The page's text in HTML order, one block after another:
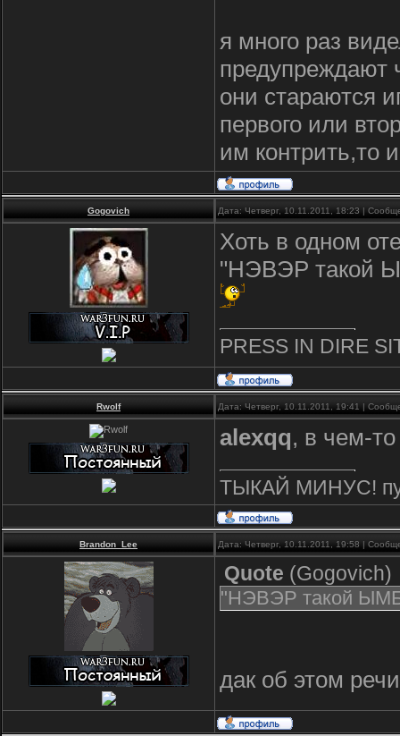
я много раз
предупреждают
они стараются
первого или
им контрить,то
Gogovich Дата: Четверг, 10.11.2011, 18:23 |
Хоть в одном
"НЭВЭР такой
PRESS IN DIRE
Rwolf Дата: Четверг, 10.11.2011, 19:41 |
alexqq, в чем-
ТЫКАЙ МИНУС!
Brandon_Lee Дата: Четверг, 10.11.2011, 19:58 |
Quote (Gogovich)
"НЭВЭР такой
дак об этом